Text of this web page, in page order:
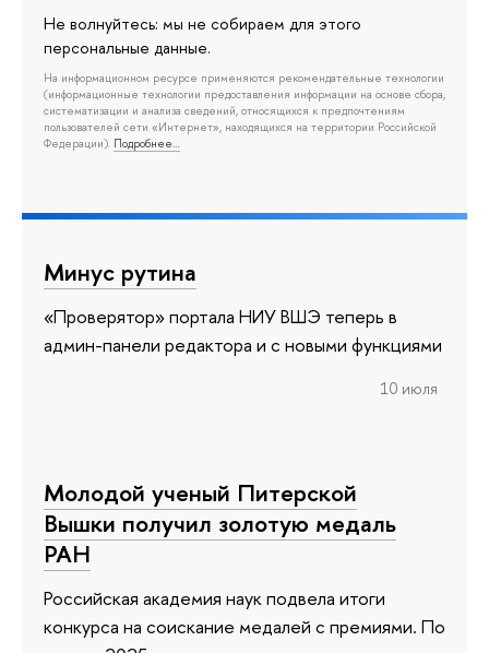
Не волнуйтесь: мы не собираем для этого
персональные данные.
На информационном ресурсе применяются рекомендательные технологии
(информационные технологии предоставления информации на основе сбора,
систематизации и анализа сведений, относящихся к предпочтениям
пользователей сети «Интернет», находящихся на территории Российской
Федерации). Подробнее…
Минус рутина
«Проверятор» портала НИУ ВШЭ теперь в
админ-панели редактора и с новыми функциями
10 июля
Молодой ученый Питерской
Вышки получил золотую медаль
РАН
Российская академия наук подвела итоги
конкурса на соискание медалей с премиями. По